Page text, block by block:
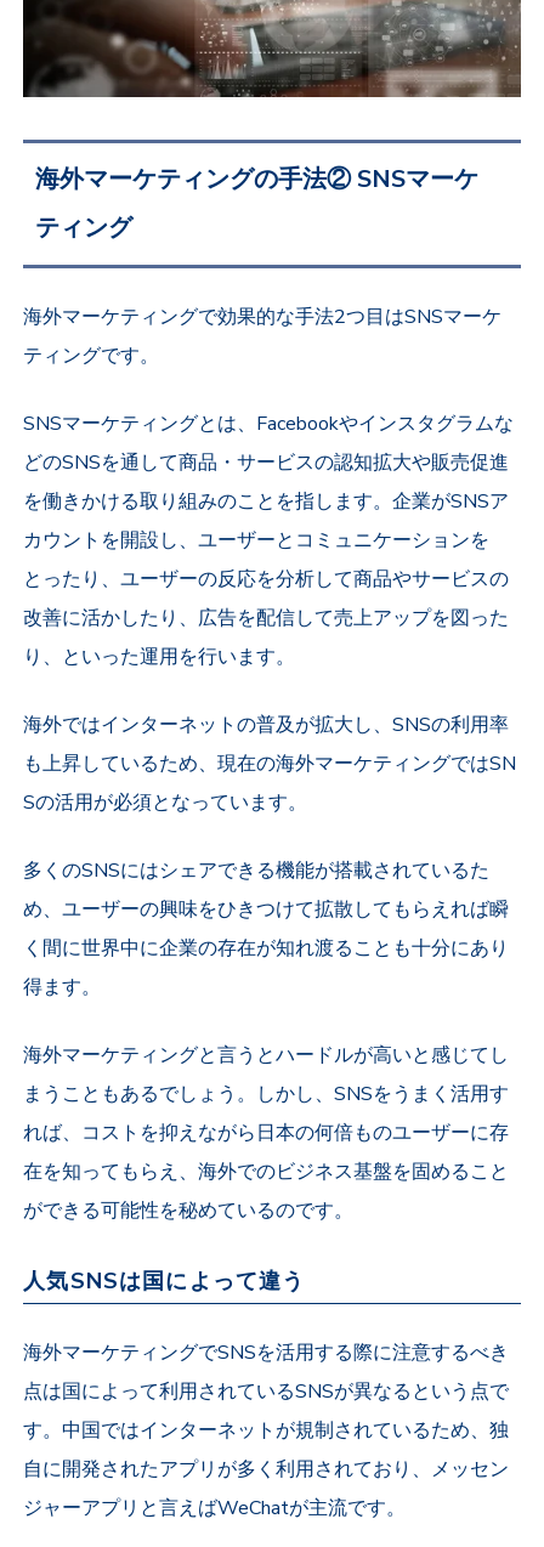
海外マーケティングの手法② SNSマーケ
ティング
海外マーケティングで効果的な手法2つ目はSNSマーケ
ティングです。
SNSマーケティングとは、Facebookやインスタグラムな
どのSNSを通して商品・サービスの認知拡大や販売促進
を働きかける取り組みのことを指します。企業がSNSア
カウントを開設し、ユーザーとコミュニケーションを
とったり、ユーザーの反応を分析して商品やサービスの
改善に活かしたり、広告を配信して売上アップを図った
り、といった運用を行います。
海外ではインターネットの普及が拡大し、SNSの利用率
も上昇しているため、現在の海外マーケティングではSN
Sの活用が必須となっています。
多くのSNSにはシェアできる機能が搭載されているた
め、ユーザーの興味をひきつけて拡散してもらえれば瞬
く間に世界中に企業の存在が知れ渡ることも十分にあり
得ます。
海外マーケティングと言うとハードルが高いと感じてし
まうこともあるでしょう。しかし、SNSをうまく活用す
れば、コストを抑えながら日本の何倍ものユーザーに存
在を知ってもらえ、海外でのビジネス基盤を固めること
ができる可能性を秘めているのです。
人気SNSは国によって違う
海外マーケティングでSNSを活用する際に注意するべき
点は国によって利用されているSNSが異なるという点で
す。中国ではインターネットが規制されているため、独
自に開発されたアプリが多く利用されており、メッセン
ジャーアプリと言えばWeChatが主流です。